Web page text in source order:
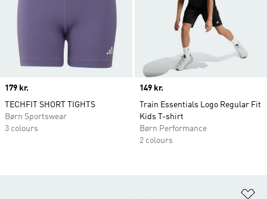
Price
179 kr.
TECHFIT SHORT TIGHTS
Børn Sportswear
3 colours
Price
149 kr.
Train Essentials Logo Regular Fit
Kids T-shirt
Børn Performance
2 colours